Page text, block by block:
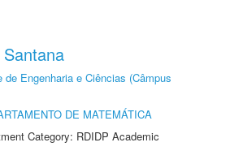
de Engenharia e Ciências (Câmpus
DE MATEMÁTICA
Category: RDIDP Academic